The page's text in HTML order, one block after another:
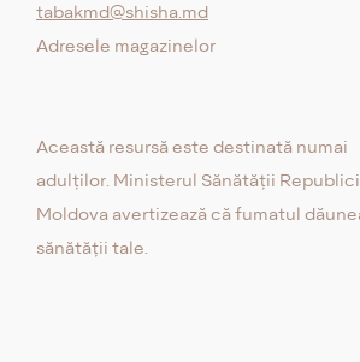
tabakmd@shisha.md
Adresele magazinelor
Această resursă este destinată numai
adulților. Ministerul Sănătății
Moldova avertizează că fumatul
sănătății tale.